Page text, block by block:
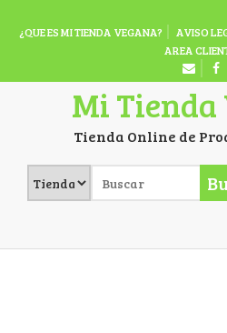
¿QUE ES MI TIENDA VEGANA? AVISO
AREA
Mi Tienda
Tienda Online de